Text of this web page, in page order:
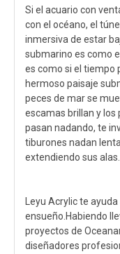
Si el acuario con
con el océano, el
inmersiva de estar
submarino es como
es como si el tiempo
hermoso paisaje
peces de mar se
escamas brillan y los
pasan nadando, te
tiburones nadan
extendiendo sus alas.
Leyu Acrylic te
ensueño.Habiendo
proyectos de
diseñadores